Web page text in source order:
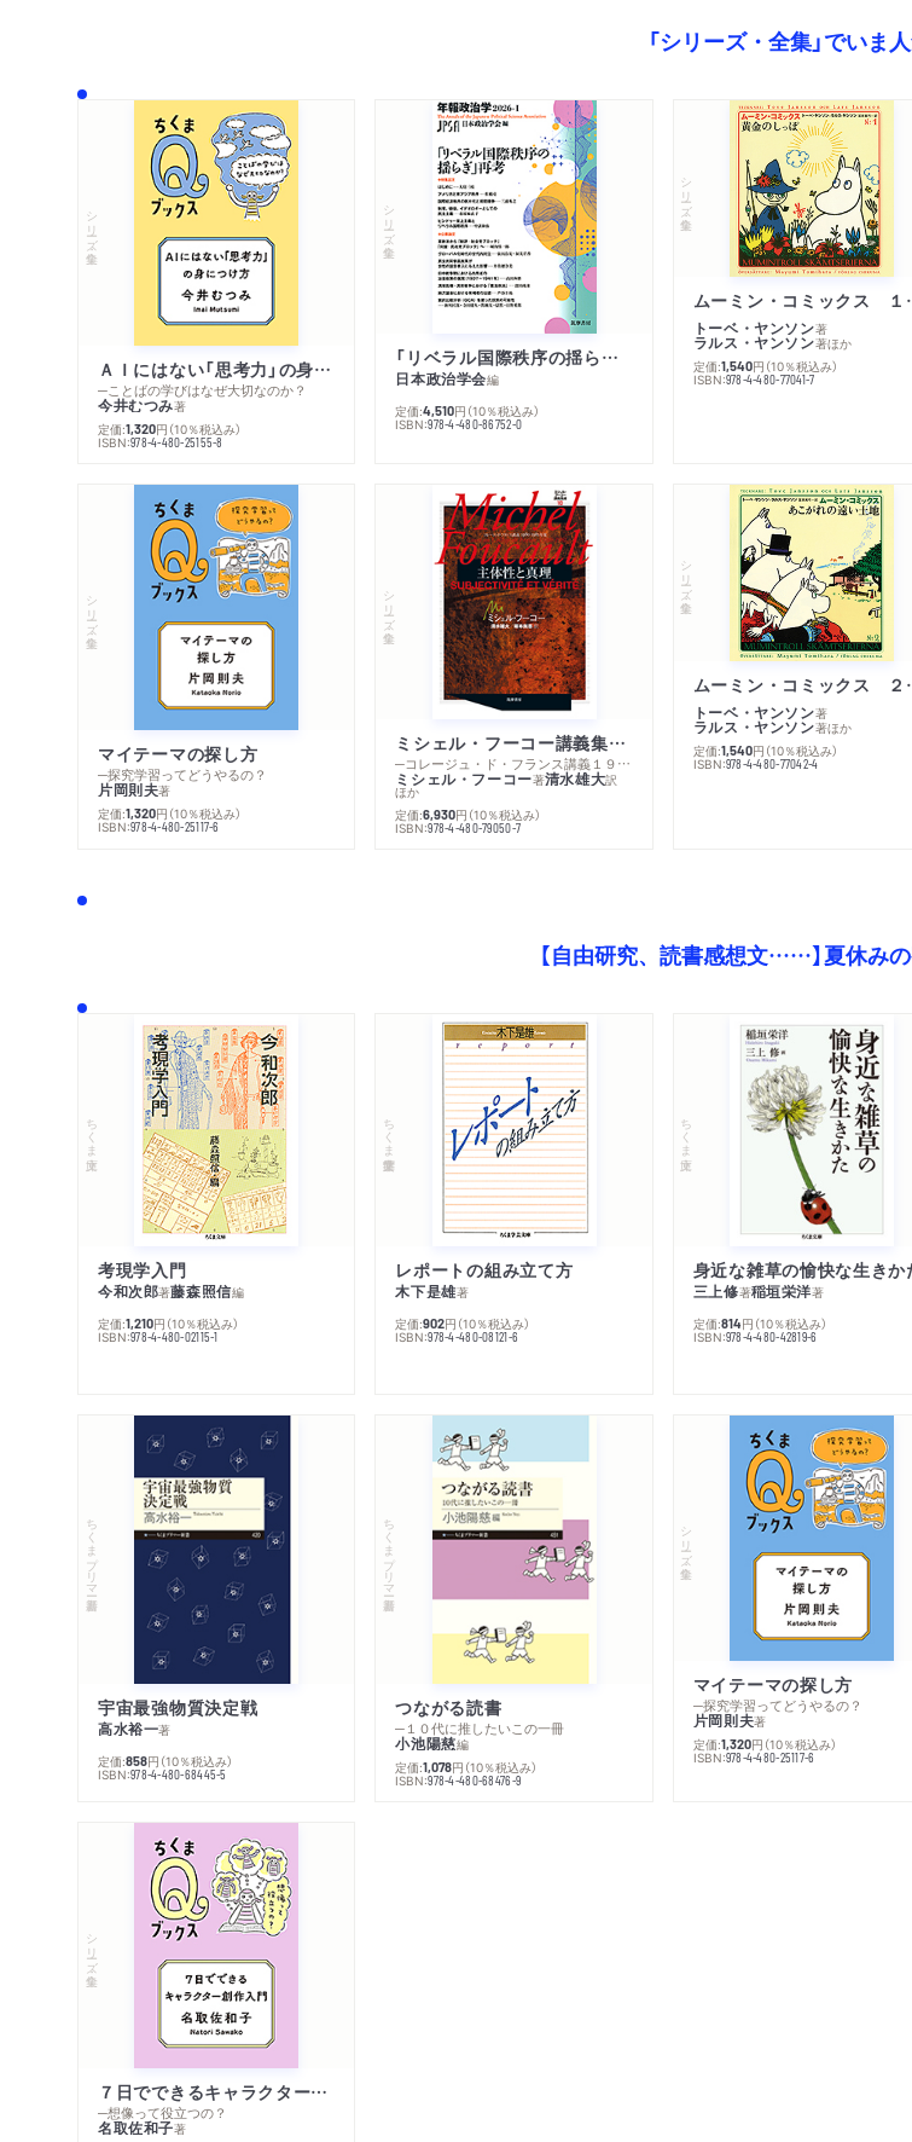
「シリーズ・全集」でいま
シリーズ・全集
ＡＩにはない「思考力」の身につけ方
─ことばの学びはなぜ大切なのか？
今井むつみ著
定価:1,320円 （10％税込み）
ISBN:978-4-480-25155-8
シリーズ・全集
「リベラル国際秩序の揺らぎ」再考 年報政治学２０２６‐Ⅰ
日本政治学会編
定価:4,510円 （10％税込み）
ISBN:978-4-480-86752-0
シリーズ・全集
ムーミ
トーベ・ヤンソン著
ラルス・ヤンソン著ほか
定価:1,540円 （10％税込み）
ISBN:978-4-480-77041-7
シリーズ・全集
マイテーマの探し方
─探究学習ってどうやるの？
片岡則夫著
定価:1,320円 （10％税込み）
ISBN:978-4-480-25117-6
シリーズ・全集
ミシェル・フーコー講義集成１０ 主体性と真理
─コレージュ・ド・フランス講義１９８０－１９８１年度
ミシェル・フーコー著清水雄大訳
ほか
定価:6,930円 （10％税込み）
ISBN:978-4-480-79050-7
シリーズ・全集
ムーミン
トーベ・ヤンソン著
ラルス・ヤンソン著ほか
定価:1,540円 （10％税込み）
ISBN:978-4-480-77042-4
【自由研究、読書感想文……】夏休み
ちくま文庫
考現学入門
今和次郎著藤森照信編
定価:1,210円 （10％税込み）
ISBN:978-4-480-02115-1
ちくま学芸文庫
レポートの組み立て方
木下是雄著
定価:902円 （10％税込み）
ISBN:978-4-480-08121-6
ちくま文庫
身近な雑草の愉快な生きか
三上修著稲垣栄洋著
定価:814円 （10％税込み）
ISBN:978-4-480-42819-6
ちくまプリマー新書
宇宙最強物質決定戦
高水裕一著
定価:858円 （10％税込み）
ISBN:978-4-480-68445-5
ちくまプリマー新書
つながる読書
─１０代に推したいこの一冊
小池陽慈編
定価:1,078円 （10％税込み）
ISBN:978-4-480-68476-9
シリーズ・全集
マイテーマの探し方
─探究学習ってどうやるの？
片岡則夫著
定価:1,320円 （10％税込み）
ISBN:978-4-480-25117-6
シリーズ・全集
７日でできるキャラクター創作入門
─想像って役立つの？
名取佐和子著